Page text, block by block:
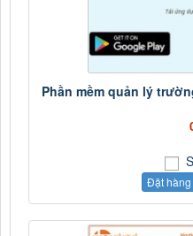
Phần mềm quản lý
Đặt hàng